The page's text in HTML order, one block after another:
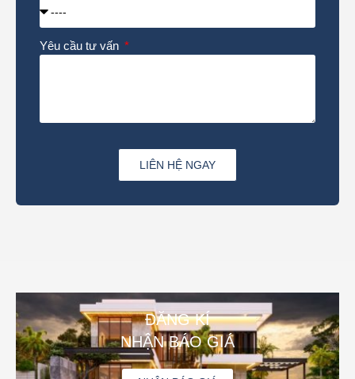
Yêu cầu tư vấn
LIÊN HỆ NGAY
ĐĂNG KÍ
NHẬN BÁO GIÁ